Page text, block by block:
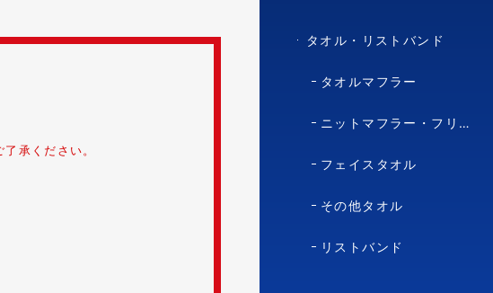
承ください。
タオル・リストバンド
タオルマフラー
ニットマフラー・フリースマフラー
フェイスタオル
その他タオル
リストバンド